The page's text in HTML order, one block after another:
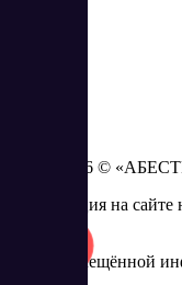
2023 - 2026 ©
Информация на
Часть размещённой